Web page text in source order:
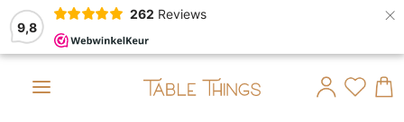
9,8
262 Reviews ×